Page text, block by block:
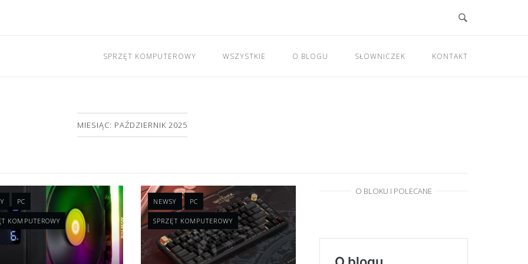
SPRZĘT KOMPUTEROWY WSZYSTKIE O BLOGU SŁOWNICZEK KONTAKT
MIESIĄC: PAŹDZIERNIK 2025
PC
KOMPUTEROWY
NEWSY PC
SPRZĘT KOMPUTEROWY
O BLOKU I POLECANE